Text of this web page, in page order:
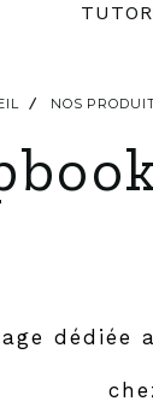
NOS
dédiée